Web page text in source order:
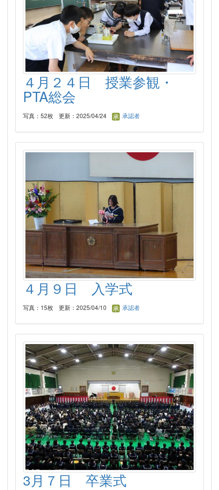
４月２４日 授業参観・
PTA総会
写真：52枚 更新：2025/04/24 承認者
４月９日 入学式
写真：15枚 更新：2025/04/10 承認者
3月７日 卒業式